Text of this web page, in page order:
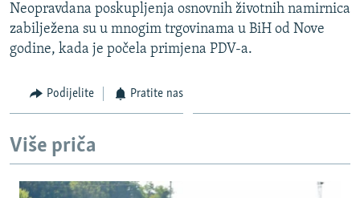
ISPRIČAJ MI
DNEVNO@RSE
VIŠE OD NASLOVA
POPLAVE I KLIZIŠTA U BIH 2024.
TV LIBERTY
PRATITE NAS
Sve RFE/RL stranice
Neopravdana poskupljenja osnovnih životnih namirnica
zabilježena su u mnogim trgovinama u BiH od Nove
godine, kada je počela primjena PDV-a.
Podijelite Pratite nas
Više priča